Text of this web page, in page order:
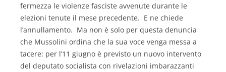
fermezza le violenze fasciste avvenute durante le
elezioni tenute il mese precedente. E ne chiede
l’annullamento. Ma non è solo per questa denuncia
che Mussolini ordina che la sua voce venga messa a
tacere: per l’11 giugno è previsto un nuovo intervento
del deputato socialista con rivelazioni imbarazzanti